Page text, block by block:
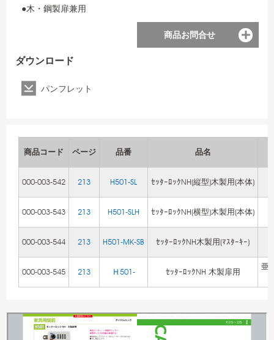
●木・鋼製扉兼用
商品お問合せ
ダウンロード
パンフレット
商品コード ページ 品番 品名
000-003-542 213 H501-SL ｾｯﾀｰﾛｯｸNH(縦型)木製用(本体)
000-003-543 213 H501-SLH ｾｯﾀｰﾛｯｸNH(横型)木製用(本体)
000-003-544 213 H501-MK-SB ｾｯﾀｰﾛｯｸNH木製用(ﾏｽﾀｰｷｰ)
000-003-545 213 Ｈ501- ｾｯﾀｰﾛｯｸNH 木製扉用
亜